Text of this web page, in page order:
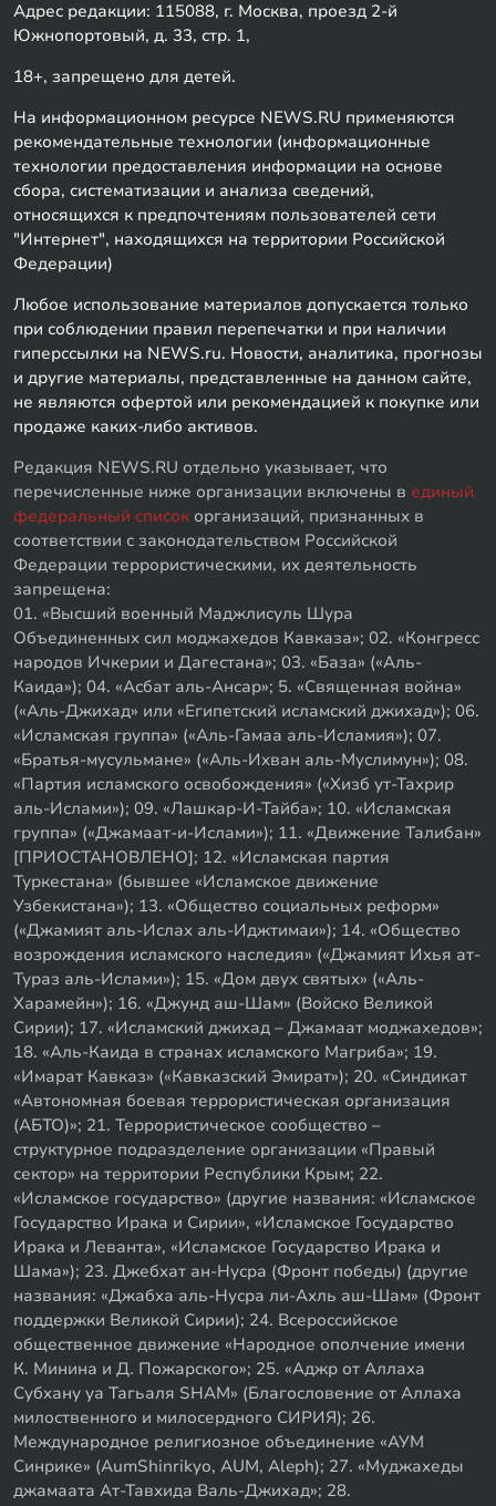
Адрес редакции: 115088, г. Москва, проезд 2-й
Южнопортовый, д. 33, стр. 1,
18+, запрещено для детей.
На информационном ресурсе NEWS.RU применяются
рекомендательные технологии (информационные
технологии предоставления информации на основе
сбора, систематизации и анализа сведений,
относящихся к предпочтениям пользователей сети
"Интернет", находящихся на территории Российской
Федерации)
Любое использование материалов допускается только
при соблюдении правил перепечатки и при наличии
гиперссылки на NEWS.ru. Новости, аналитика, прогнозы
и другие материалы, представленные на данном сайте,
не являются офертой или рекомендацией к покупке или
продаже каких-либо активов.
Редакция NEWS.RU отдельно указывает, что
перечисленные ниже организации включены в единый
федеральный список организаций, признанных в
соответствии с законодательством Российской
Федерации террористическими, их деятельность
запрещена:
01. «Высший военный Маджлисуль Шура
Объединенных сил моджахедов Кавказа»; 02. «Конгресс
народов Ичкерии и Дагестана»; 03. «База» («Аль-
Каида»); 04. «Асбат аль-Ансар»; 5. «Священная война»
(«Аль-Джихад» или «Египетский исламский джихад»); 06.
«Исламская группа» («Аль-Гамаа аль-Исламия»); 07.
«Братья-мусульмане» («Аль-Ихван аль-Муслимун»); 08.
«Партия исламского освобождения» («Хизб ут-Тахрир
аль-Ислами»); 09. «Лашкар-И-Тайба»; 10. «Исламская
группа» («Джамаат-и-Ислами»); 11. «Движение Талибан»
[ПРИОСТАНОВЛЕНО]; 12. «Исламская партия
Туркестана» (бывшее «Исламское движение
Узбекистана»); 13. «Общество социальных реформ»
(«Джамият аль-Ислах аль-Иджтимаи»); 14. «Общество
возрождения исламского наследия» («Джамият Ихья ат-
Тураз аль-Ислами»); 15. «Дом двух святых» («Аль-
Харамейн»); 16. «Джунд аш-Шам» (Войско Великой
Сирии); 17. «Исламский джихад – Джамаат моджахедов»;
18. «Аль-Каида в странах исламского Магриба»; 19.
«Имарат Кавказ» («Кавказский Эмират»); 20. «Синдикат
«Автономная боевая террористическая организация
(АБТО)»; 21. Террористическое сообщество –
структурное подразделение организации «Правый
сектор» на территории Республики Крым; 22.
«Исламское государство» (другие названия: «Исламское
Государство Ирака и Сирии», «Исламское Государство
Ирака и Леванта», «Исламское Государство Ирака и
Шама»); 23. Джебхат ан-Нусра (Фронт победы) (другие
названия: «Джабха аль-Нусра ли-Ахль аш-Шам» (Фронт
поддержки Великой Сирии); 24. Всероссийское
общественное движение «Народное ополчение имени
К. Минина и Д. Пожарского»; 25. «Аджр от Аллаха
Субхану уа Тагьаля SHAM» (Благословение от Аллаха
милоственного и милосердного СИРИЯ); 26.
Международное религиозное объединение «АУМ
Синрике» (AumShinrikyo, AUM, Aleph); 27. «Муджахеды
джамаата Ат-Тавхида Валь-Джихад»; 28.